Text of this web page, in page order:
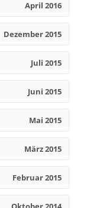
April 2016
Dezember 2015
Juli 2015
Juni 2015
Mai 2015
März 2015
Februar 2015